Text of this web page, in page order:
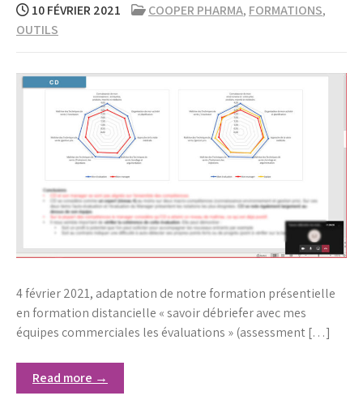
10 FÉVRIER 2021 COOPER PHARMA, FORMATIONS,
OUTILS
4 février 2021, adaptation de notre formation présentielle
en formation distancielle « savoir débriefer avec mes
équipes commerciales les évaluations » (assessment […]
Read more →